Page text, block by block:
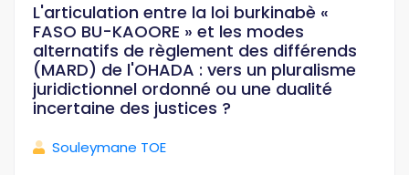
L'articulation entre la loi burkinabè «
FASO BU-KAOORE » et les modes
alternatifs de règlement des différends
(MARD) de l'OHADA : vers un pluralisme
juridictionnel ordonné ou une dualité
incertaine des justices ?
Souleymane TOE